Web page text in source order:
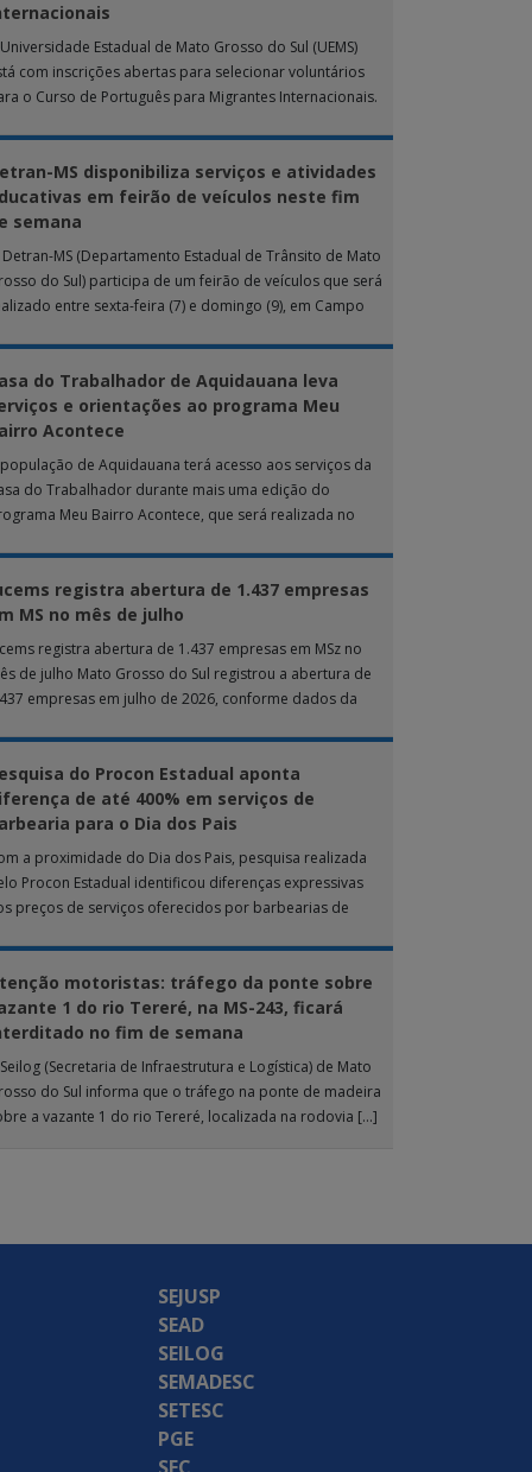
Estadual de Mato Grosso do Sul (UEMS)
com inscrições abertas para selecionar voluntários
o Curso de Português para Migrantes Internacionais.
MS disponibiliza serviços e atividades
em feirão de veículos neste fim
semana
Detran-MS (Departamento Estadual de Trânsito de Mato
do Sul) participa de um feirão de veículos que será
entre sexta-feira (7) e domingo (9), em Campo
do Trabalhador de Aquidauana leva
e orientações ao programa Meu
Acontece
de Aquidauana terá acesso aos serviços da
do Trabalhador durante mais uma edição do
Meu Bairro Acontece, que será realizada no
registra abertura de 1.437 empresas
MS no mês de julho
registra abertura de 1.437 empresas em MSz no
de julho Mato Grosso do Sul registrou a abertura de
empresas em julho de 2026, conforme dados da
do Procon Estadual aponta
de até 400% em serviços de
para o Dia dos Pais
a proximidade do Dia dos Pais, pesquisa realizada
Procon Estadual identificou diferenças expressivas
preços de serviços oferecidos por barbearias de
motoristas: tráfego da ponte sobre
1 do rio Tereré, na MS-243, ficará
no fim de semana
(Secretaria de Infraestrutura e Logística) de Mato
do Sul informa que o tráfego na ponte de madeira
a vazante 1 do rio Tereré, localizada na rodovia […]
SEJUSP
SEAD
SEILOG
SEMADESC
SETESC
PGE